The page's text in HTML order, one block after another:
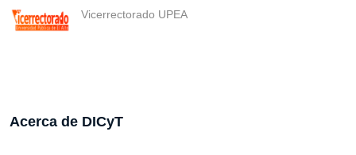
Vicerrectorado UPEA
Acerca de DICyT